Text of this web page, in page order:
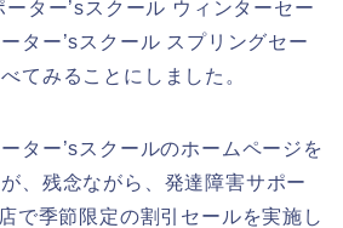
ター’sスクール ウィンターセー
ター’sスクール スプリングセー
てみることにしました。
ター’sスクールのホームページを
、残念ながら、発達障害サポー
で季節限定の割引セールを実施し